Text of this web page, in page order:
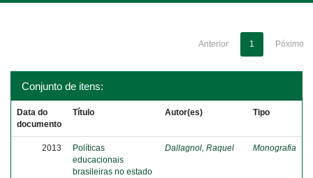
Anterior 1 Póximo
Conjunto de itens:
Data do
documento
Título Autor(es) Tipo
2013
Políticas
educacionais
brasileiras no estado
Dallagnol, Raquel Monografia